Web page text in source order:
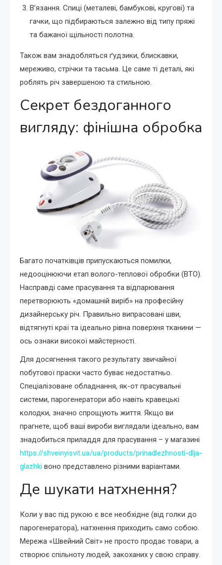
В’язання. Спиці (металеві, бамбукові, кругові) та
гачки, що підбираються залежно від типу пряжі
та бажаної щільності полотна.
Також вам знадобляться ґудзики, блискавки,
мереживо, стрічки та тасьма. Це саме ті деталі, які
роблять річ завершеною та стильною.
Секрет бездоганного
вигляду: фінішна обробка
Багато початківців припускаються помилки,
недооцінюючи етап волого-теплової обробки (ВТО).
Насправді саме прасування та відпарювання
перетворюють «домашній виріб» на професійну
дизайнерську річ. Правильно випрасовані шви,
відтягнуті краї та ідеально рівна поверхня тканини —
ось ознаки високої майстерності.
Для досягнення такого результату звичайної
побутової праски часто буває недостатньо.
Спеціалізоване обладнання, як-от прасувальні
системи, парогенератори або навіть кравецькі
колодки, значно спрощують життя. Якщо ви
прагнете, щоб ваші вироби виглядали ідеально, вам
знадобиться приладдя для прасування – у магазині
https://shveinyisvit.ua/ua/products/prinadlezhnosti-dlja-
glazhki воно представлено різними варіантами.
Де шукати натхнення?
Коли у вас під рукою є все необхідне (від голки до
парогенератора), натхнення приходить само собою.
Мережа «Швейний Світ» не просто продає товари, а
створює спільноту людей, закоханих у свою справу.